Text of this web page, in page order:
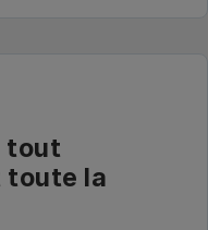
tout
toute la